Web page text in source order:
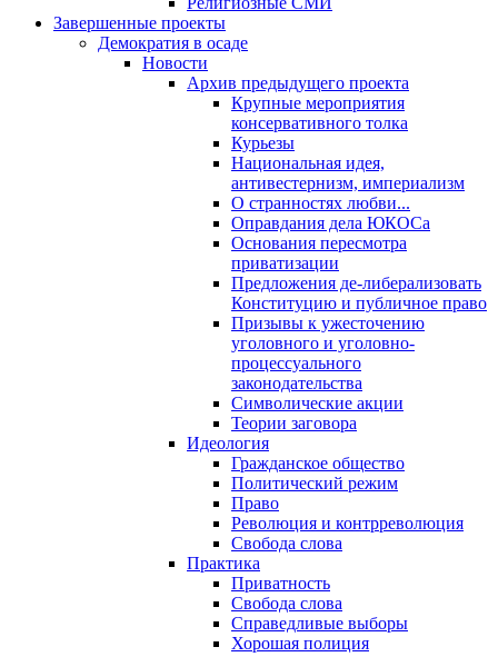
Завершенные проекты
Демократия в осаде
Новости
Архив предыдущего проекта
Крупные мероприятия
консервативного толка
Курьезы
Национальная идея,
антивестернизм, империализм
О странностях любви...
Оправдания дела ЮКОСа
Основания пересмотра
приватизации
Предложения де-либерализовать
Конституцию и публичное право
Призывы к ужесточению
уголовного и уголовно-
процессуального
законодательства
Символические акции
Теории заговора
Идеология
Гражданское общество
Политический режим
Право
Революция и контрреволюция
Свобода слова
Практика
Приватность
Свобода слова
Справедливые выборы
Хорошая полиция